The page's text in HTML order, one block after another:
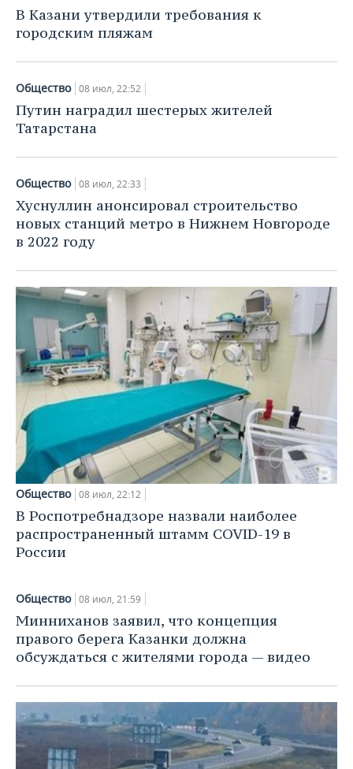
НЕФТЕХИМИЯ
НЕФТЬ
ЭНЕРГЕТИКА
РОЗНИЧНАЯ ТОРГОВЛЯ
ТРАНСПОРТ
УСЛУГИ
НОВОСТИ ТЕХНОЛОГИЙ
IT
МЕДИА
ТЕЛЕКОММУНИКАЦИИ
МЕРОПРИЯТИЯ
НОВОСТИ МЕРОПРИЯТИЙ
ВЫЕЗДНАЯ РЕДАКЦИЯ
БИЗНЕС-БРАНЧИ
ONLINE-КОНФЕРЕНЦИИ
ОТКРЫТАЯ ЛЕКЦИЯ
СПОРТ
НОВОСТИ СПОРТА
ФУТБОЛ
ХОККЕЙ
БАСКЕТБОЛ
ВОЛЕЙБОЛ
КИБЕРСПОРТ
ФИГУРНОЕ КАТАНИЕ
ВОДНЫЕ ВИДЫ СПОРТА
ХОККЕЙ С МЯЧОМ
ОБЩЕСТВО
НОВОСТИ ОБЩЕСТВА
ВЛАСТЬ
ИНФРАСТРУКТУРА
ИСТОРИЯ
КУЛЬТУРА
МЕДИЦИНА
ОБРАЗОВАНИЕ
ПРОИСШЕСТВИЯ
ФОТОГАЛЕРЕЯ
СЮЖЕТЫ
СПРАВОЧНИК
СПИСОК ПЕРСОН
СПИСОК КОМПАНИЙ
ПОЛНАЯ ВЕРСИЯ
В Казани утвердили требования к
городским пляжам
Общество 08 июл, 22:52
Путин наградил шестерых жителей
Татарстана
Общество 08 июл, 22:33
Хуснуллин анонсировал строительство
новых станций метро в Нижнем Новгороде
в 2022 году
Общество 08 июл, 22:12
В Роспотребнадзоре назвали наиболее
распространенный штамм COVID-19 в
России
Общество 08 июл, 21:59
Минниханов заявил, что концепция
правого берега Казанки должна
обсуждаться с жителями города — видео